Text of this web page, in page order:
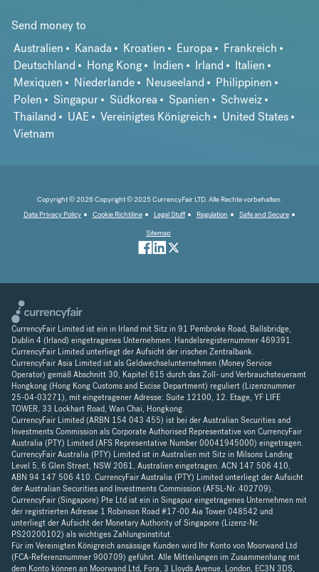
Send money to
Australien
Kanada Kroatien Europa
Frankreich
Deutschland
Hong Kong Indien Irland
Italien
Mexiquen
Niederlande Neuseeland
Philippinen
Polen
Singapur Südkorea Spanien
Schweiz
Thailand
UAE Vereinigtes Königreich
United States
Vietnam
Copyright © 2026 Copyright © 2025 CurrencyFair LTD. Alle Rechte vorbehalten.
Data Privacy Policy
Cookie Richtiline Legal Stuff Regulation
Safe and Secure
Sitemap
CurrencyFair Limited ist ein in Irland mit Sitz in 91 Pembroke Road, Ballsbridge,
Dublin 4 (Irland) eingetragenes Unternehmen. Handelsregisternummer 469391.
CurrencyFair Limited unterliegt der Aufsicht der irischen Zentralbank.
CurrencyFair Asia Limited ist als Geldwechselunternehmen (Money Service
Operator) gemäß Abschnitt 30, Kapitel 615 durch das Zoll- und Verbrauchsteueramt
Hongkong (Hong Kong Customs and Excise Department) reguliert (Lizenznummer
25-04-03271), mit eingetragener Adresse: Suite 12100, 12. Etage, YF LIFE
TOWER, 33 Lockhart Road, Wan Chai, Hongkong.
CurrencyFair Limited (ARBN 154 043 455) ist bei der Australian Securities and
Investments Commission als Corporate Authorised Representative von CurrencyFair
Australia (PTY) Limited (AFS Representative Number 00041945000) eingetragen.
CurrencyFair Australia (PTY) Limited ist in Australien mit Sitz in Milsons Landing
Level 5, 6 Glen Street, NSW 2061, Australien eingetragen. ACN 147 506 410,
ABN 94 147 506 410. CurrencyFair Australia (PTY) Limited unterliegt der Aufsicht
der Australian Securities and Investments Commission (AFSL-Nr. 402709).
CurrencyFair (Singapore) Pte Ltd ist ein in Singapur eingetragenes Unternehmen mit
der registrierten Adresse 1 Robinson Road #17-00 Aia Tower 048542 und
unterliegt der Aufsicht der Monetary Authority of Singapore (Lizenz-Nr.
PS20200102) als wichtiges Zahlungsinstitut.
Für im Vereinigten Königreich ansässige Kunden wird Ihr Konto von Moorwand Ltd
(FCA-Referenznummer 900709) geführt. Alle Mitteilungen im Zusammenhang mit
dem Konto können an Moorwand Ltd, Fora, 3 Lloyds Avenue, London, EC3N 3DS,